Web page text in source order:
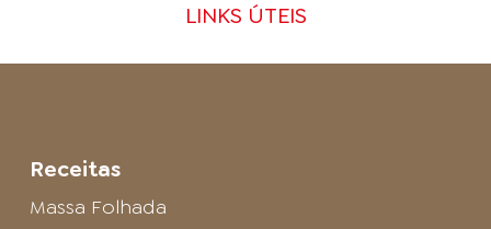
LINKS ÚTEIS
Receitas
Massa Folhada